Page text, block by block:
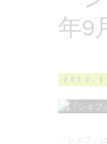
年9
2016-
『シェフ』